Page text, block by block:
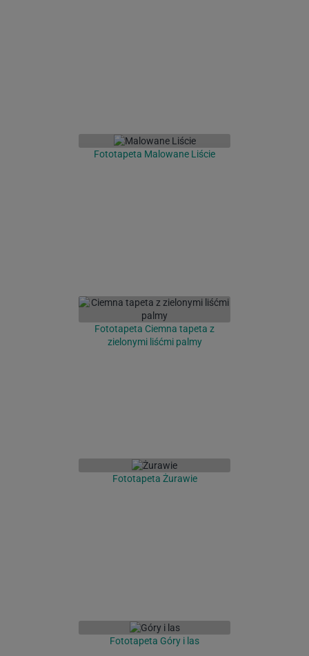
Fototapeta Malowane Liście
Fototapeta Ciemna tapeta z
zielonymi liśćmi palmy
Fototapeta Żurawie
Fototapeta Góry i las